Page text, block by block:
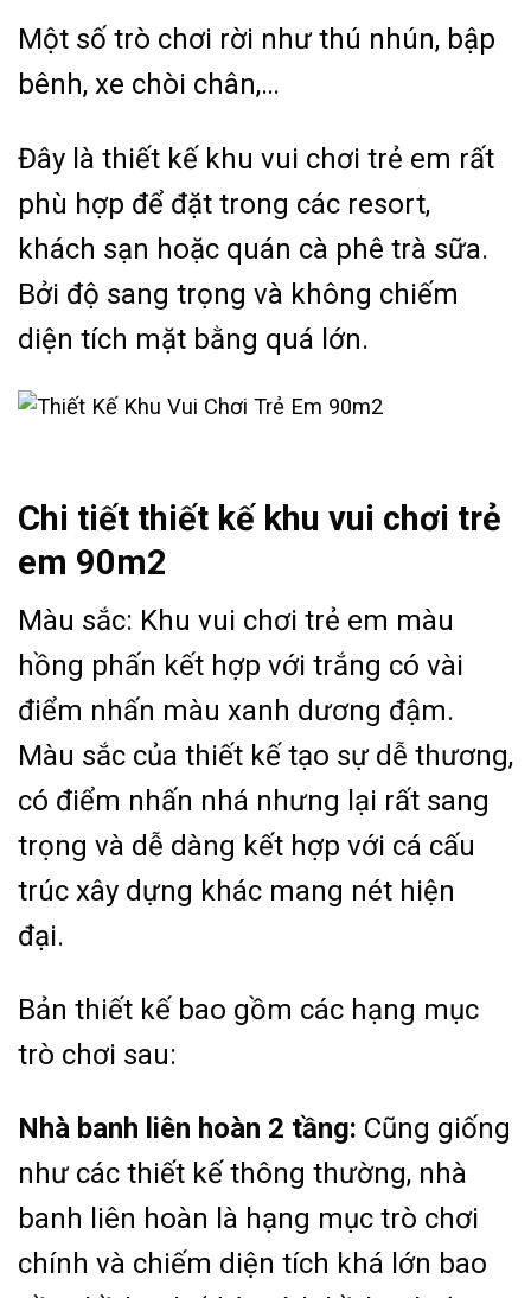
Một số trò chơi rời như thú nhún, bập
bênh, xe chòi chân,…
Đây là thiết kế khu vui chơi trẻ em rất
phù hợp để đặt trong các resort,
khách sạn hoặc quán cà phê trà sữa.
Bởi độ sang trọng và không chiếm
diện tích mặt bằng quá lớn.
Chi tiết thiết kế khu vui chơi trẻ
em 90m2
Màu sắc: Khu vui chơi trẻ em màu
hồng phấn kết hợp với trắng có vài
điểm nhấn màu xanh dương đậm.
Màu sắc của thiết kế tạo sự dễ thương,
có điểm nhấn nhá nhưng lại rất sang
trọng và dễ dàng kết hợp với cá cấu
trúc xây dựng khác mang nét hiện
đại.
Bản thiết kế bao gồm các hạng mục
trò chơi sau:
Nhà banh liên hoàn 2 tầng: Cũng giống
như các thiết kế thông thường, nhà
banh liên hoàn là hạng mục trò chơi
chính và chiếm diện tích khá lớn bao